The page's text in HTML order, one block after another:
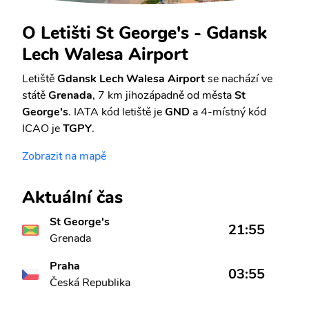
O Letišti St George's - Gdansk
Lech Walesa Airport
LetištěGdansk Lech Walesa Airportse nachází ve
státěGrenada, 7 km jihozápadně od městaSt
George's. IATA kód letiště jeGND a 4-místný kód
ICAO jeTGPY.
Zobrazit na mapě
Aktuální čas
St George's
Grenada
21:55
Praha
Česká Republika
03:55